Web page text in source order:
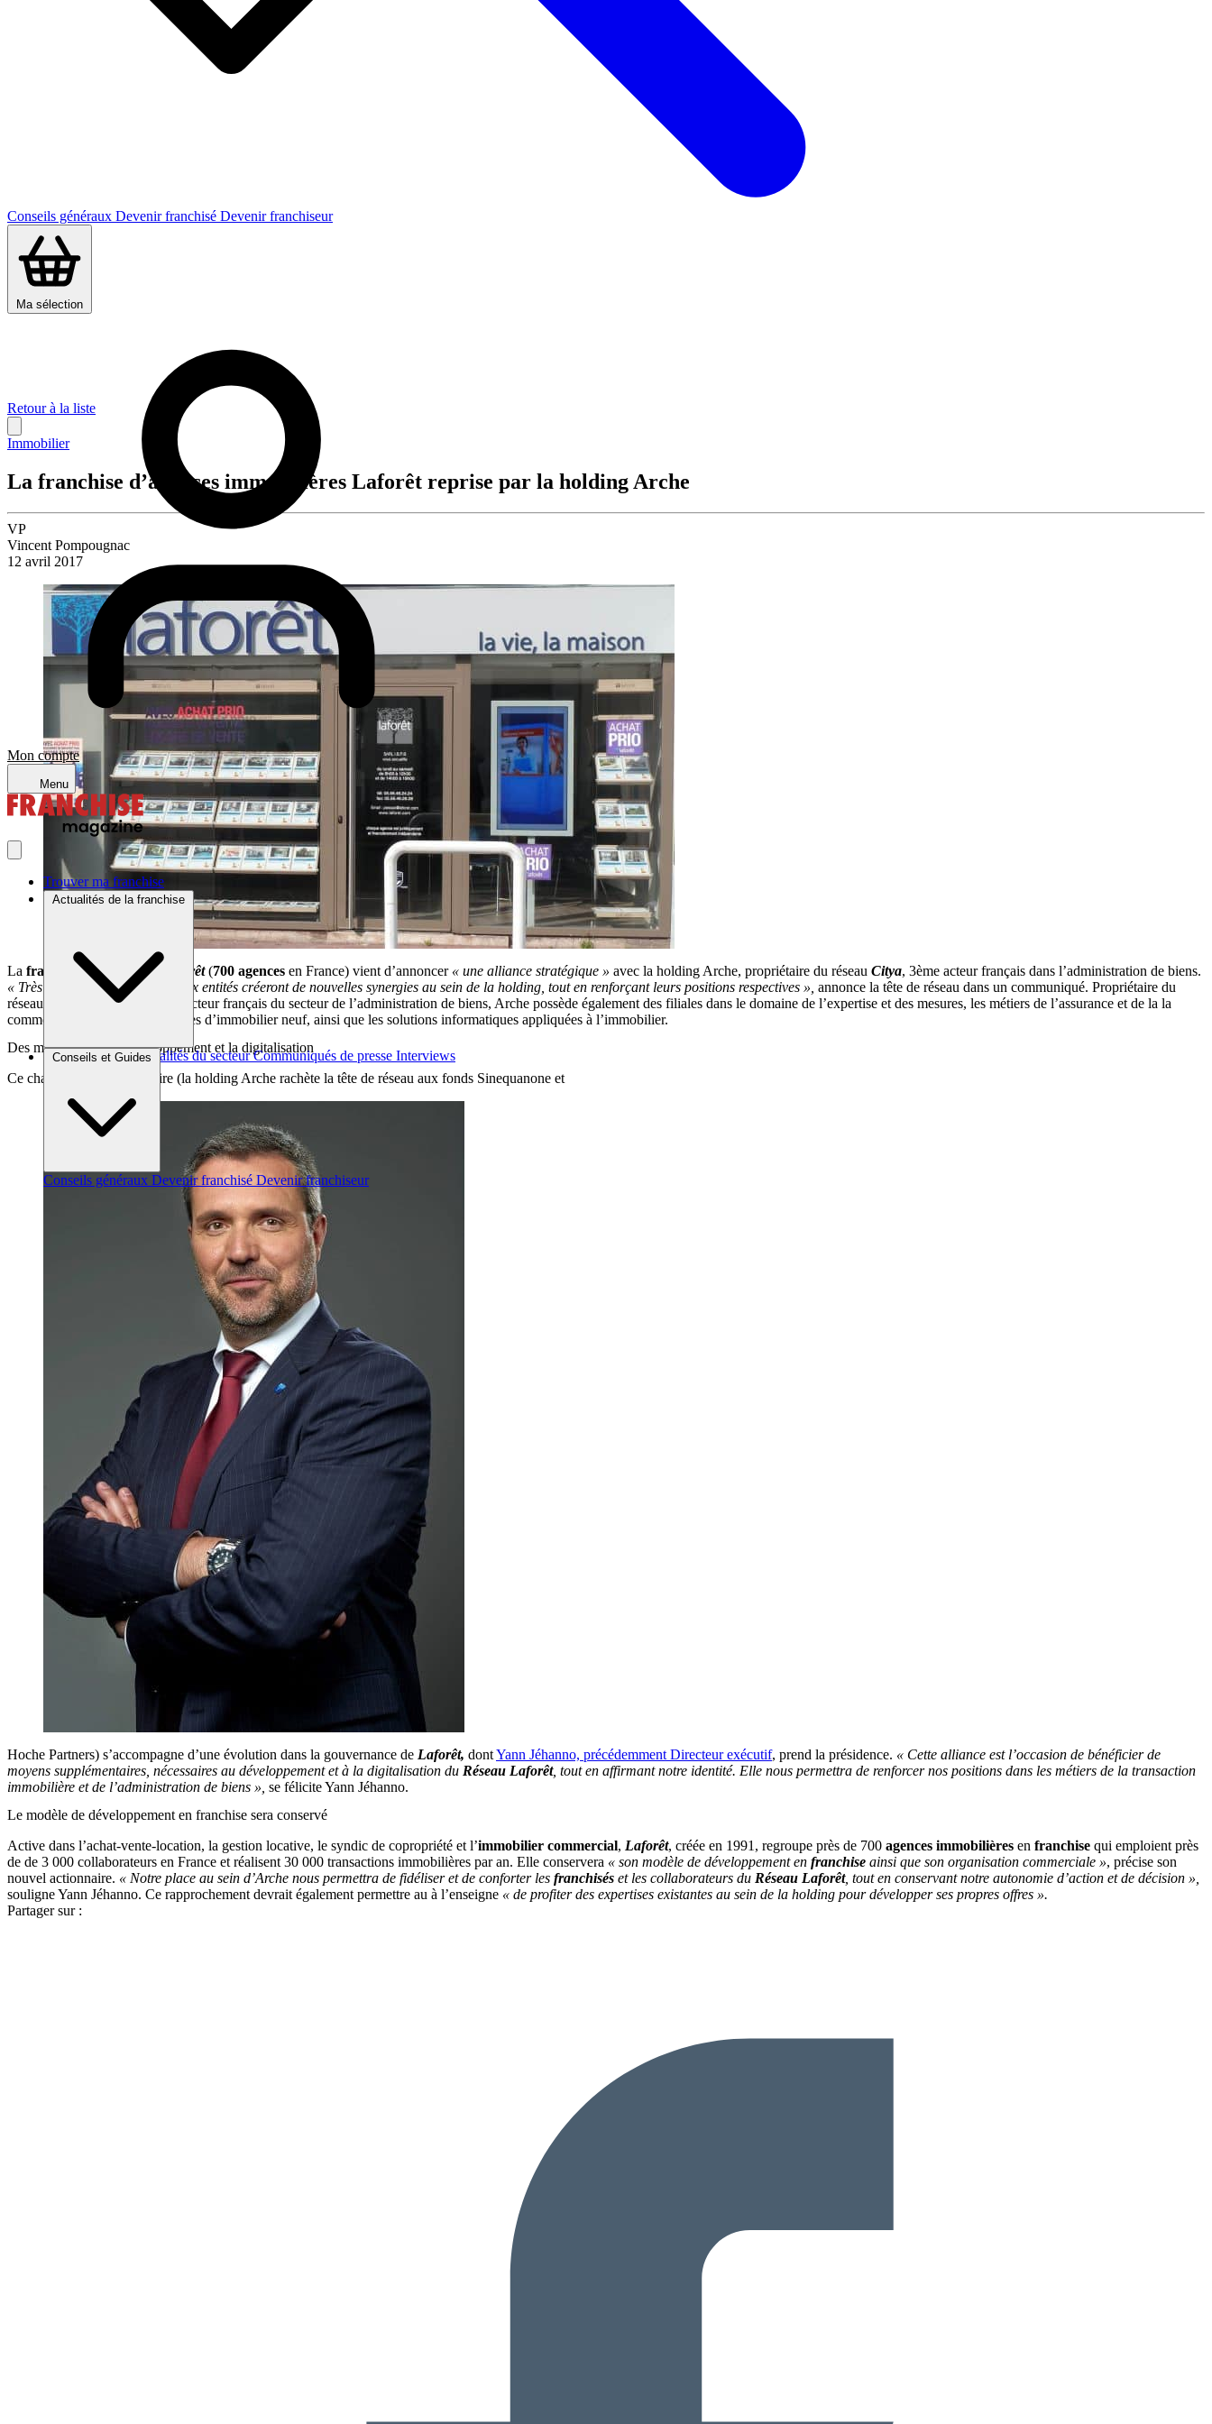
Conseils généraux Devenir franchisé Devenir franchiseur
Ma sélection
Mon compte
Menu
Trouver ma franchise
Actualités de la franchise
Brèves et actus Actualités du secteur Communiqués de presse Interviews
Conseils et Guides
Conseils généraux Devenir franchisé Devenir franchiseur
Retour à la liste
Immobilier
La franchise d’agences immobilières Laforêt reprise par la holding Arche
VP
Vincent Pompougnac
12 avril 2017
La franchise immobilière Laforêt (700 agences en France) vient d’annoncer « une alliance stratégique » avec la holding Arche, propriétaire du réseau Citya, 3ème acteur français dans l’administration de biens.
« Très complémentaires, ces deux entités créeront de nouvelles synergies au sein de la holding, tout en renforçant leurs positions respectives », annonce la tête de réseau dans un communiqué. Propriétaire du
réseau
(150 agences), 3e acteur français du secteur de l’administration de biens, Arche possède également des filiales dans le domaine de l’expertise et des mesures, les métiers de l’assurance et de la la
commercialisation de programmes d’immobilier neuf, ainsi que les solutions informatiques appliquées à l’immobilier.
Des moyens pour le développement et la digitalisation
Ce changement d’actionnaire (la holding Arche rachète la tête de réseau aux fonds Sinequanone et
Hoche Partners) s’accompagne d’une évolution dans la gouvernance de Laforêt, dontYann Jéhanno, précédemment Directeur exécutif, prend la présidence. « Cette alliance est l’occasion de bénéficier de
moyens supplémentaires, nécessaires au développement et à la digitalisation du Réseau Laforêt, tout en affirmant notre identité. Elle nous permettra de renforcer nos positions dans les métiers de la transaction
immobilière et de l’administration de biens », se félicite Yann Jéhanno.
Le modèle de développement en franchise sera conservé
Active dans l’achat-vente-location, la gestion locative, le syndic de copropriété et l’immobilier commercial, Laforêt, créée en 1991, regroupe près de 700 agences immobilières en franchise qui emploient près
de de 3 000 collaborateurs en France et réalisent 30 000 transactions immobilières par an. Elle conservera « son modèle de développement en franchise ainsi que son organisation commerciale », précise son
nouvel actionnaire. « Notre place au sein d’Arche nous permettra de fidéliser et de conforter les franchisés et les collaborateurs du Réseau Laforêt, tout en conservant notre autonomie d’action et de décision »,
souligne Yann Jéhanno. Ce rapprochement devrait également permettre au à l’enseigne « de profiter des expertises existantes au sein de la holding pour développer ses propres offres ».
Partager sur :